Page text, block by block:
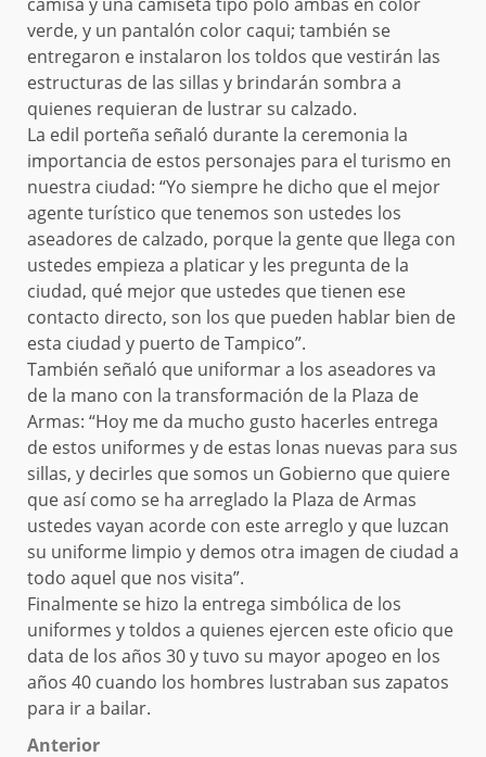
verde, y un pantalón color caqui; también se
entregaron e instalaron los toldos que vestirán las
estructuras de las sillas y brindarán sombra a
quienes requieran de lustrar su calzado.
La edil porteña señaló durante la ceremonia la
importancia de estos personajes para el turismo en
nuestra ciudad: “Yo siempre he dicho que el mejor
agente turístico que tenemos son ustedes los
aseadores de calzado, porque la gente que llega con
ustedes empieza a platicar y les pregunta de la
ciudad, qué mejor que ustedes que tienen ese
contacto directo, son los que pueden hablar bien de
esta ciudad y puerto de Tampico”.
También señaló que uniformar a los aseadores va
de la mano con la transformación de la Plaza de
Armas: “Hoy me da mucho gusto hacerles entrega
de estos uniformes y de estas lonas nuevas para sus
sillas, y decirles que somos un Gobierno que quiere
que así como se ha arreglado la Plaza de Armas
ustedes vayan acorde con este arreglo y que luzcan
su uniforme limpio y demos otra imagen de ciudad a
todo aquel que nos visita”.
Finalmente se hizo la entrega simbólica de los
uniformes y toldos a quienes ejercen este oficio que
data de los años 30 y tuvo su mayor apogeo en los
años 40 cuando los hombres lustraban sus zapatos
para ir a bailar.
Anterior